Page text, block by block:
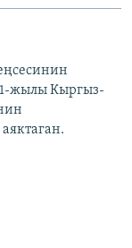
жылы Кыргыз-